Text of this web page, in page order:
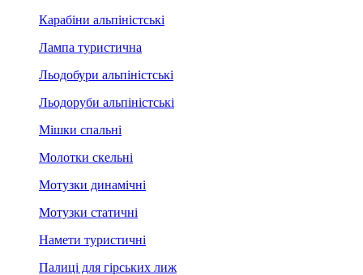
Карабіни альпіністські
Лампа туристична
Льодобури альпіністські
Льодоруби альпіністські
Мішки спальні
Молотки скельні
Мотузки динамічні
Мотузки статичні
Намети туристичні
Палиці для гірських лиж